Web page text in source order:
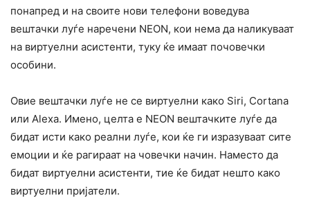
понапред и на своите нови телефони воведува
вештачки луѓе наречени NEON, кои нема да наликуваат
на виртуелни асистенти, туку ќе имаат почовечки
особини.
Овие вештачки луѓе не се виртуелни како Siri, Cortanа
или Alexа. Имено, целта е NEON вештачките луѓе да
бидат исти како реални луѓе, кои ќе ги изразуваат сите
емоции и ќе рагираат на човечки начин. Наместо да
бидат виртуелни асистенти, тие ќе бидат нешто како
виртуелни пријатели.